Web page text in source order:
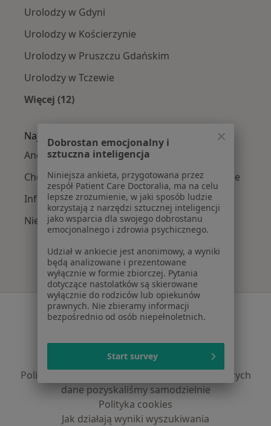
Urolodzy w Gdyni
Urolodzy w Kościerzynie
Urolodzy w Pruszczu Gdańskim
Urolodzy w Tczewie
Więcej (12)
Najczęście leczone choroby
Andropauza w Baninie
Choroby przenoszone drogą płciową w Baninie
Infekcje dróg moczowych w Baninie
Nietrzymanie moczu w Baninie
Serwis
Polityka prywatności pacjentów
Polityka prywatności profesjonalistów
Polityka prywatności dla profesjonalistów, których
dane pozyskaliśmy samodzielnie
Polityka cookies
Jak działają wyniki wyszukiwania
Dobrostan emocjonalny i
sztuczna inteligencja
Niniejsza ankieta, przygotowana przez
zespół Patient Care Doctoralia, ma na celu
lepsze zrozumienie, w jaki sposób ludzie
korzystają z narzędzi sztucznej inteligencji
jako wsparcia dla swojego dobrostanu
emocjonalnego i zdrowia psychicznego.
Udział w ankiecie jest anonimowy, a wyniki
będą analizowane i prezentowane
wyłącznie w formie zbiorczej. Pytania
dotyczące nastolatków są skierowane
wyłącznie do rodziców lub opiekunów
prawnych. Nie zbieramy informacji
bezpośrednio od osób niepełnoletnich.
Start survey